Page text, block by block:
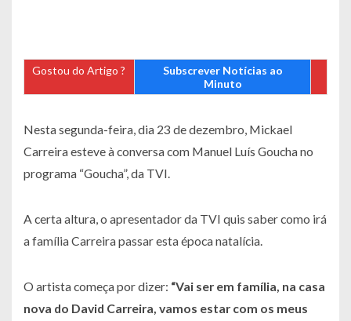
Gostou do Artigo ?
Subscrever Notícias ao
Minuto
Nesta segunda-feira, dia 23 de dezembro, Mickael
Carreira esteve à conversa com Manuel Luís Goucha no
programa “Goucha”, da TVI.
A certa altura, o apresentador da TVI quis saber como irá
a família Carreira passar esta época natalícia.
O artista começa por dizer: “Vai ser em família, na casa
nova do David Carreira, vamos estar com os meus